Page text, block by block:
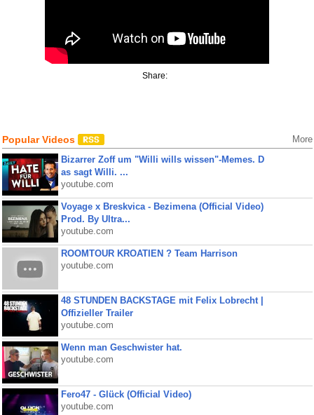
Share:
Popular Videos More
Bizarrer Zoff um "Willi wills wissen"-Memes. D
as sagt Willi. ...
youtube.com
Voyage x Breskvica - Bezimena (Official Video)
Prod. By Ultra...
youtube.com
ROOMTOUR KROATIEN ? Team Harrison
youtube.com
48 STUNDEN BACKSTAGE mit Felix Lobrecht |
Offizieller Trailer
youtube.com
Wenn man Geschwister hat.
youtube.com
Fero47 - Glück (Official Video)
youtube.com